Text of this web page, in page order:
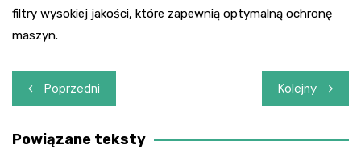
filtry wysokiej jakości, które zapewnią optymalną ochronę
maszyn.
Nawigacja
wpisu
Poprzedni Kolejny
Powiązane teksty